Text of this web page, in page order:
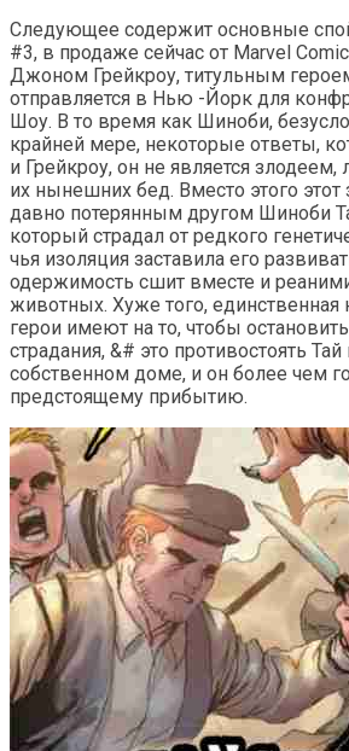
Следующее содержит основные
#3, в продаже сейчас от Marvel
Джоном Грейкроу, титульным
отправляется в Нью -Йорк для
Шоу. В то время как Шиноби,
крайней мере, некоторые ответы,
и Грейкроу, он не является
их нынешних бед. Вместо этого
давно потерянным другом Шиноби
который страдал от редкого
чья изоляция заставила его
одержимость сшит вместе и
животных. Хуже того,
герои имеют на то, чтобы
страдания, &# это противостоять
собственном доме, и он более чем
предстоящему прибытию.